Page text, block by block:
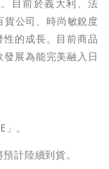
目前於義大利、法
公司、時尚敏銳度
的成長。目前商品
展為能完美融入日
。
計陸續到貨。